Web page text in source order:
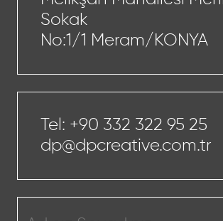
Sokak
No:1/1 Meram/KONYA
Tel: +90 332 322 95 25
dp@dpcreative.com.tr